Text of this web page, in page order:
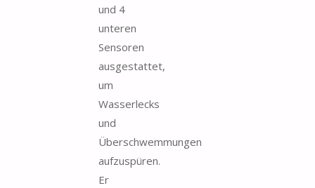
und 4
unteren
Sensoren
ausgestattet,
um
Wasserlecks
und
Überschwemmungen
aufzuspüren.
Er